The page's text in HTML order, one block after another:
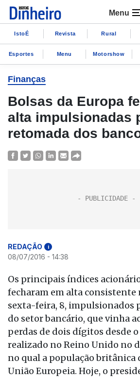
Menu
IstoÉ Revista Rural
Esportes Menu Motorshow
Finanças
Bolsas da Europa
alta impulsionadas
retomada dos
REDAÇÃO i
08/07/2016 - 14:38
Os principais índices
fecharam em alta consistente
sexta-feira, 8, impulsionados
do setor bancário, que vinha
perdas de dois dígitos desde
realizado no Reino Unido no
no qual a população britânica
União Europeia. Hoje, o